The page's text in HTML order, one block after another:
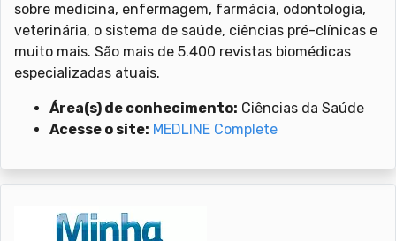
sobre medicina, enfermagem, farmácia, odontologia,
veterinária, o sistema de saúde, ciências pré-clínicas e
muito mais. São mais de 5.400 revistas biomédicas
especializadas atuais.
Área(s) de conhecimento: Ciências da Saúde
Acesse o site: MEDLINE Complete